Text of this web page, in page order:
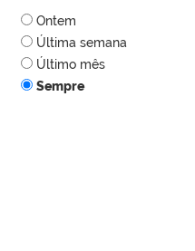
Ontem
Última semana
Último mês
Sempre